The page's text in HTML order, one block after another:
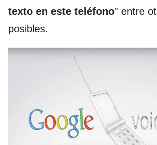
texto en este teléfono" entre
posibles.